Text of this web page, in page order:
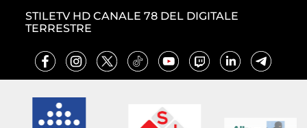
STILETV HD CANALE 78 DEL DIGITALE
TERRESTRE